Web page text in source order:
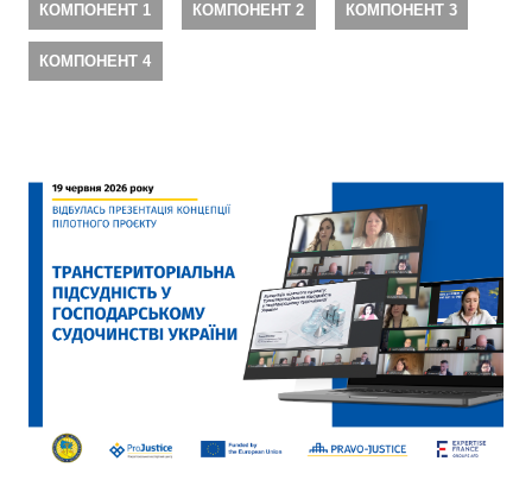
КОМПОНЕНТ 1 КОМПОНЕНТ 2 КОМПОНЕНТ 3
КОМПОНЕНТ 4